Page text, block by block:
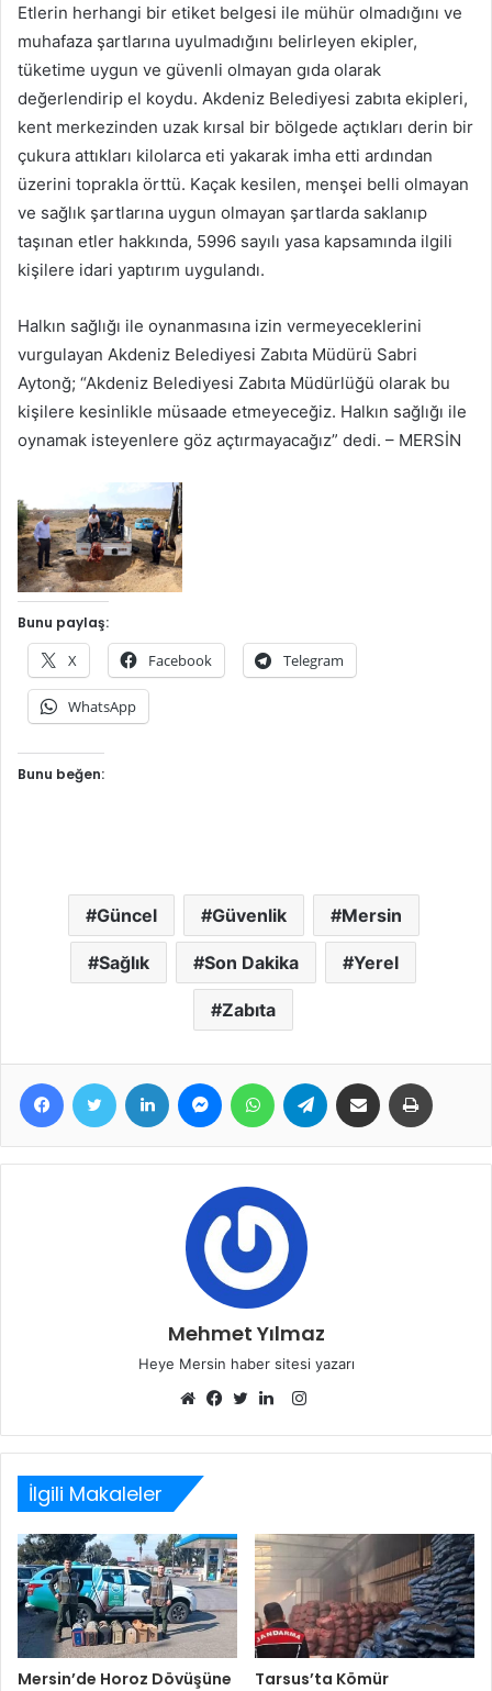
Etlerin herhangi bir etiket belgesi ile mühür olmadığını ve
muhafaza şartlarına uyulmadığını belirleyen ekipler,
tüketime uygun ve güvenli olmayan gıda olarak
değerlendirip el koydu. Akdeniz Belediyesi zabıta ekipleri,
kent merkezinden uzak kırsal bir bölgede açtıkları derin bir
çukura attıkları kilolarca eti yakarak imha etti ardından
üzerini toprakla örttü. Kaçak kesilen, menşei belli olmayan
ve sağlık şartlarına uygun olmayan şartlarda saklanıp
taşınan etler hakkında, 5996 sayılı yasa kapsamında ilgili
kişilere idari yaptırım uygulandı.
Halkın sağlığı ile oynanmasına izin vermeyeceklerini
vurgulayan Akdeniz Belediyesi Zabıta Müdürü Sabri
Aytonğ; “Akdeniz Belediyesi Zabıta Müdürlüğü olarak bu
kişilere kesinlikle müsaade etmeyeceğiz. Halkın sağlığı ile
oynamak isteyenlere göz açtırmayacağız” dedi. – MERSİN
Bunu paylaş:
X Facebook Telegram
WhatsApp
Bunu beğen:
Güncel Güvenlik Mersin
Sağlık Son Dakika Yerel
Zabıta
FacebookTwitter LinkedIn MessengerWhatsAppTelegram E-Posta ile paylaş
Mehmet Yılmaz
Heye Mersin haber sitesi yazarı
sitesi
Instagram
İlgili Makaleler
Mersin’de Horoz Dövüşüne
Tarsus’ta Kömür